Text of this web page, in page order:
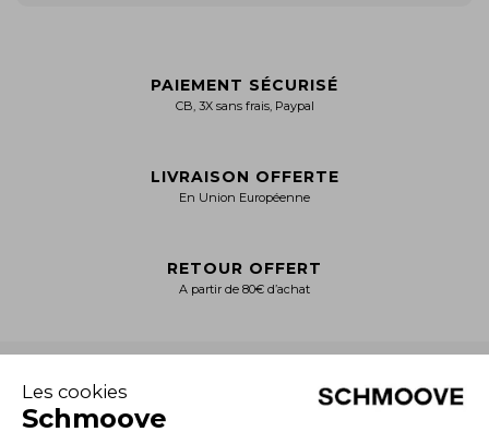
PAIEMENT SÉCURISÉ
CB, 3X sans frais, Paypal
LIVRAISON OFFERTE
En Union Européenne
RETOUR OFFERT
A partir de 80€ d’achat
NOTRE CATALOGUE +
Collection Homme